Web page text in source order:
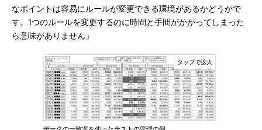
なポイントは容易にルールが変更できる環境があるかどうかで
す。1つのルールを変更するのに時間と手間がかかってしまった
ら意味がありません」